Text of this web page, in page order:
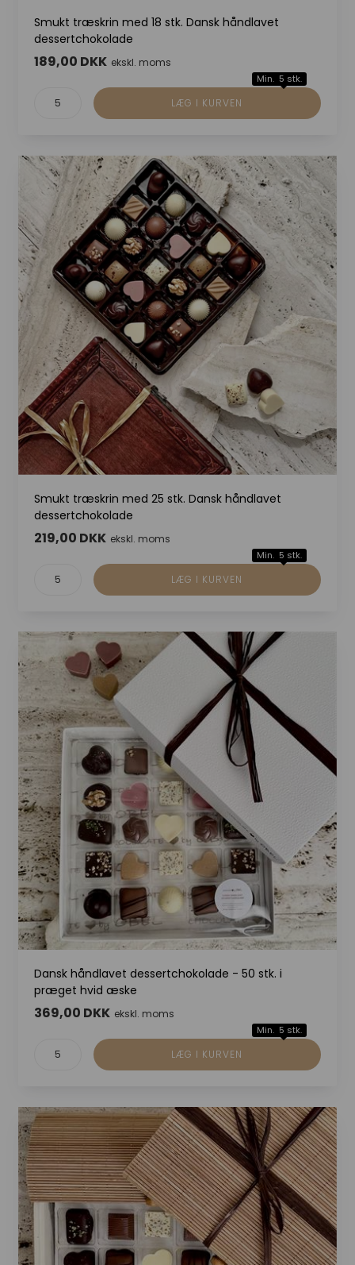
Smukt træskrin med 18 stk. Dansk håndlavet
dessertchokolade
189,00 DKK ekskl. moms
Min. 5 stk.
Smukt træskrin med 25 stk. Dansk håndlavet
dessertchokolade
219,00 DKK ekskl. moms
Min. 5 stk.
Dansk håndlavet dessertchokolade - 50 stk. i
præget hvid æske
369,00 DKK ekskl. moms
Min. 5 stk.